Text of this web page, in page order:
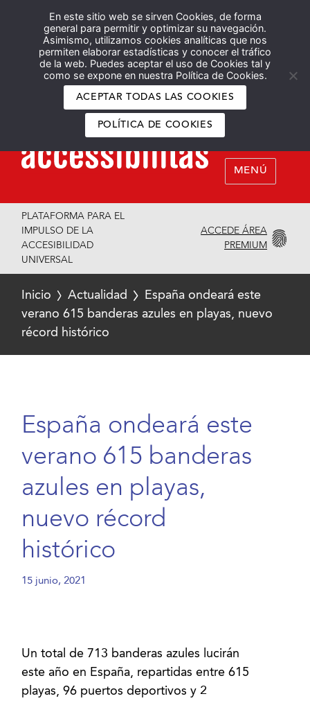
En este sitio web se sirven Cookies, de forma
general para permitir y optimizar su navegación.
Asimismo, utilizamos cookies analíticas que nos
permiten elaborar estadísticas y conocer el tráfico
de la web. Puedes aceptar el uso de Cookies tal y
como se expone en nuestra Política de Cookies.
ACEPTAR TODAS LAS COOKIES
POLÍTICA DE COOKIES
Español English
MENÚ
PLATAFORMA PARA EL
IMPULSO DE LA
ACCESIBILIDAD
UNIVERSAL
ACCEDE ÁREA
PREMIUM
Inicio Actualidad
España ondeará este
verano 615 banderas azules en playas, nuevo
récord histórico
España ondeará este
verano 615 banderas
azules en playas,
nuevo récord
histórico
15 junio, 2021
Un total de 713 banderas azules lucirán
este año en España, repartidas entre 615
playas, 96 puertos deportivos y 2